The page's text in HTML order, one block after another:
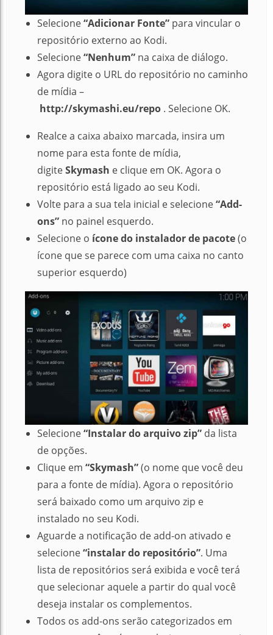
Selecione“Adicionar Fonte” para vincular o
repositório externo ao Kodi.
Selecione“Nenhum” na caixa de diálogo.
Agora digite o URL do repositório no caminho
de mídia –
http://skymashi.eu/repo . Selecione OK.
Realce a caixa abaixo marcada, insira um
nome para esta fonte de mídia,
digiteSkymash e clique em OK. Agora o
repositório está ligado ao seu Kodi.
Volte para a sua tela inicial e selecione“Add-
ons” no painel esquerdo.
Selecione o ícone do instaladorde pacote(o
ícone que se parece com uma caixa no canto
superior esquerdo)
Selecione“Instalar do arquivo zip” da lista
de opções.
Clique em “Skymash”(o nome que você deu
para a fonte de mídia). Agora o repositório
será baixado como um arquivo zip e
instalado no seu Kodi.
Aguarde a notificação de add-on ativado e
selecione“instalar do repositório”. Uma
lista de repositórios será exibida e você terá
que selecionar aquele a partir do qual você
deseja instalar os complementos.
Todos os add-ons serão categorizados em